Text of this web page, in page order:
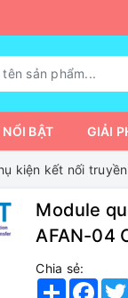
BẬT GIẢI
kiện kết nối
Module
AFAN-04
Chia sẻ:
Share